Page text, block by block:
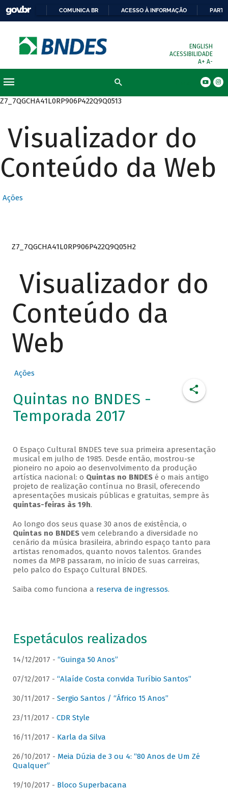
COMUNICA BR ACESSO À INFORMAÇÃO
ENGLISH
ACESSIBILIDADE
A+ A-
Z7_7QGCHA41L0RP906P422Q9Q0513
Visualizador do
Conteúdo da Web
Ações
Z7_7QGCHA41L0RP906P422Q9Q05H2
Visualizador do
Conteúdo da
Web
Ações
Quintas no BNDES -
Temporada 2017
O Espaço Cultural BNDES teve sua primeira apresentação
musical em julho de 1985. Desde então, mostrou-se
pioneiro no apoio ao desenvolvimento da produção
artística nacional: o Quintas no BNDESé o mais antigo
projeto de realização contínua no Brasil, oferecendo
apresentações musicais públicas e gratuitas, sempre às
quintas-feiras às 19h.
Ao longo dos seus quase 30 anos de existência, o
Quintas no BNDESvem celebrando a diversidade no
cenário da música brasileira, abrindo espaço tanto para
artistas renomados, quanto novos talentos. Grandes
nomes da MPB passaram, no início de suas carreiras,
pelo palco do Espaço Cultural BNDES.
Saiba como funciona a reserva de ingressos.
Espetáculos realizados
14/12/2017 - “Guinga 50 Anos”
07/12/2017 - “Alaíde Costa convida Turíbio Santos”
30/11/2017 - Sergio Santos / “Áfrico 15 Anos”
23/11/2017 - CDR Style
16/11/2017 - Karla da Silva
26/10/2017 - Meia Dúzia de 3 ou 4: “80 Anos de Um Zé
Qualquer”
19/10/2017 - Bloco Superbacana